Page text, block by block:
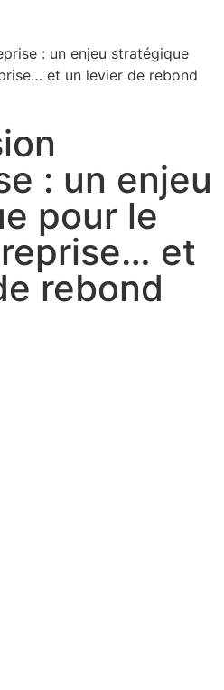
: un enjeu stratégique
et un levier de rebond
: un enjeu
pour le
et
rebond